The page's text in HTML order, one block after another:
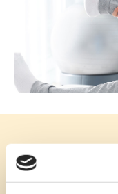
la floraist ein